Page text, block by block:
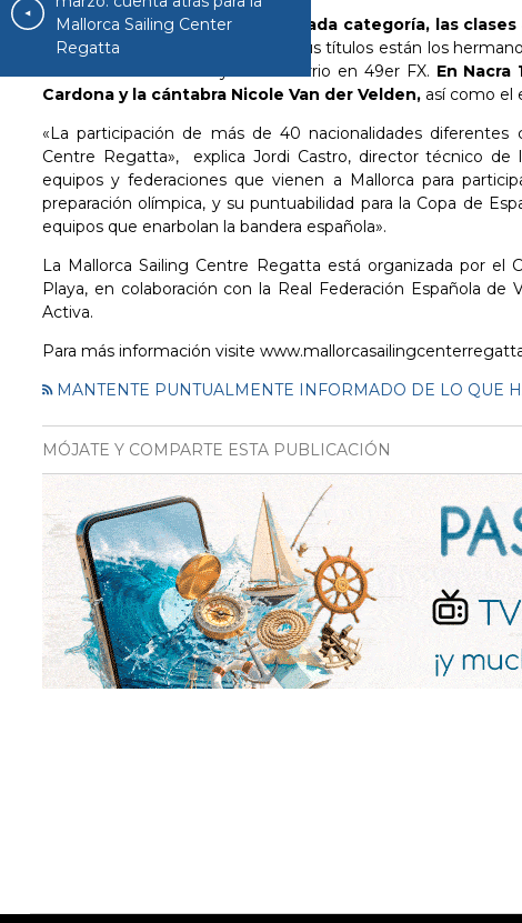
Además del título general de cada categoría, las
España de 2026.
Defendiendo sus títulos están los
las canarias Alicia Fras y Elena Barrio en 49er FX. En
Cardona y la cántabra Nicole Van der Velden, así como el
«La participación de más de 40 nacionalidades
Centre Regatta», explica Jordi Castro, director técnico
equipos y federaciones que vienen a Mallorca para
preparación olímpica, y su puntuabilidad para la Copa de
equipos que enarbolan la bandera española».
La Mallorca Sailing Centre Regatta está organizada por
Playa, en colaboración con la Real Federación Española
Activa.
Para más información visite
MANTENTE PUNTUALMENTE INFORMADO DE LO QUE
MÓJATE Y COMPARTE ESTA PUBLICACIÓN
Mallorca Sailing Center
Regatta